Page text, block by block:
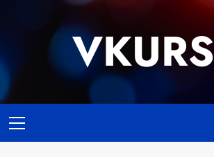
меню